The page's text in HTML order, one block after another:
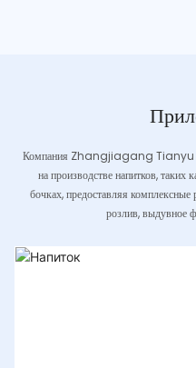
Компания Zhangjiagang Tianyu
на производстве напитков, таких
бочках, предоставляя
розлив, выдувное